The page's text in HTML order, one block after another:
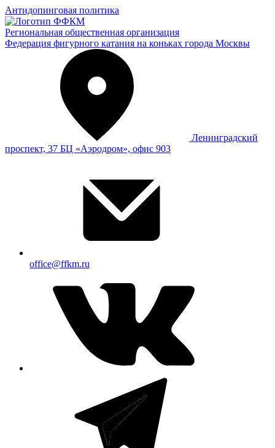
Антидопинговая политика
Региональная общественная организация
Федерация фигурного катания на коньках города Москвы
Ленинградский
проспект, 37 БЦ «Аэродром», офис 903
office@ffkm.ru